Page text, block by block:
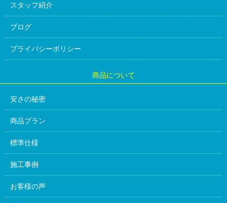
スタッフ紹介
ブログ
プライバシーポリシー
商品について
安さの秘密
商品プラン
標準仕様
施工事例
お客様の声